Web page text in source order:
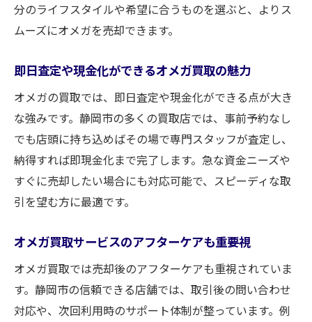
分のライフスタイルや希望に合うものを選ぶと、よりス
ムーズにオメガを売却できます。
即日査定や現金化ができるオメガ買取の魅力
オメガの買取では、即日査定や現金化ができる点が大き
な強みです。静岡市の多くの買取店では、事前予約なし
でも店頭に持ち込めばその場で専門スタッフが査定し、
納得すれば即現金化まで完了します。急な資金ニーズや
すぐに売却したい場合にも対応可能で、スピーディな取
引を望む方に最適です。
オメガ買取サービスのアフターケアも重要視
オメガ買取では売却後のアフターケアも重視されていま
す。静岡市の信頼できる店舗では、取引後の問い合わせ
対応や、次回利用時のサポート体制が整っています。例